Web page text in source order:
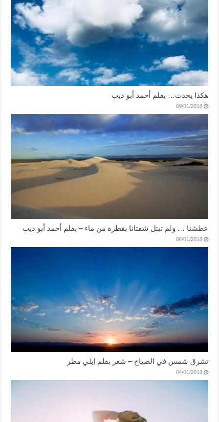
هكذا يحدث… بقلم أحمد أبو ديب
09/01/2018
عطشنا … ولم تبتل شفتانا بقطرة من ماء – بقلم أحمد أبو ديب
06/01/2018
تشرق شمس في الصباح – شعر بقلم إيلي مطر
04/01/2018